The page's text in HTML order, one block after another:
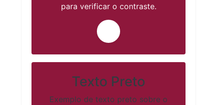
para verificar o contraste.
Texto Preto
Exemplo de texto preto sobre o